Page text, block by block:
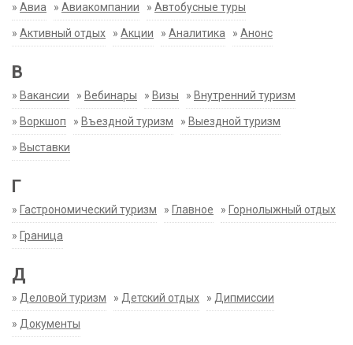
» Авиа » Авиакомпании » Автобусные туры
» Активный отдых » Акции » Аналитика » Анонс
В
» Вакансии » Вебинары » Визы » Внутренний туризм
» Воркшоп » Въездной туризм » Выездной туризм
» Выставки
Г
» Гастрономический туризм » Главное » Горнолыжный отдых
» Граница
Д
» Деловой туризм » Детский отдых » Дипмиссии
» Документы